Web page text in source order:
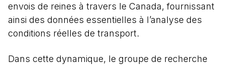
envois de reines à travers le Canada, fournissant
ainsi des données essentielles à l’analyse des
conditions réelles de transport.
Dans cette dynamique, le groupe de recherche